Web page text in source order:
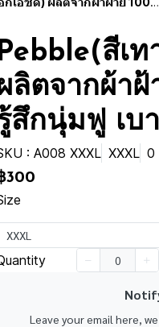
สีเ
ลิตจากผ้าฝ้
สึกนุ่มฟู เบ
: A008 XXXL XXXL 0
300
XXXL
Leave your email here,